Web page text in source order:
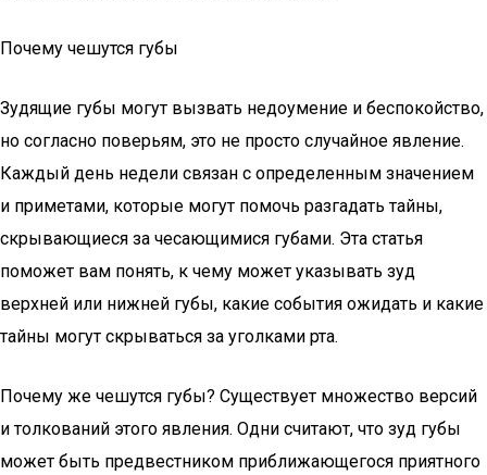
Почему чешутся губы
Зудящие губы могут вызвать недоумение и беспокойство,
но согласно поверьям, это не просто случайное явление.
Каждый день недели связан с определенным значением
и приметами, которые могут помочь разгадать тайны,
скрывающиеся за чесающимися губами. Эта статья
поможет вам понять, к чему может указывать зуд
верхней или нижней губы, какие события ожидать и какие
тайны могут скрываться за уголками рта.
Почему же чешутся губы? Существует множество версий
и толкований этого явления. Одни считают, что зуд губы
может быть предвестником приближающегося приятного